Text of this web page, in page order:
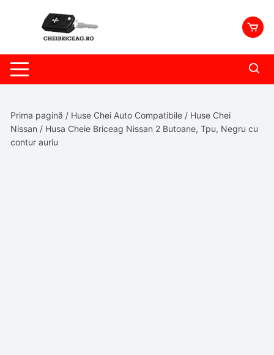
Prima pagină / Huse Chei Auto Compatibile / Huse Chei
Nissan / Husa Cheie Briceag Nissan 2 Butoane, Tpu, Negru cu
contur auriu